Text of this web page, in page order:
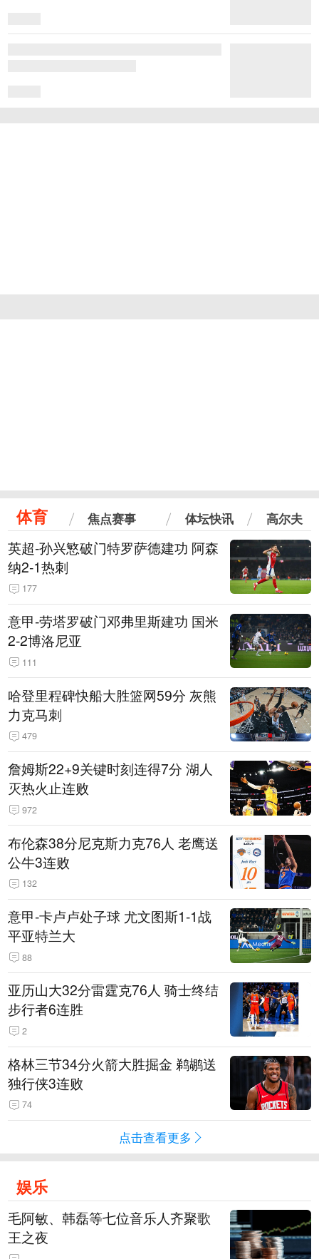
体育 焦点赛事 体坛快讯 高尔夫
英超-孙兴慜破门特罗萨德建功 阿森
纳2-1热刺
177
意甲-劳塔罗破门邓弗里斯建功 国米
2-2博洛尼亚
111
哈登里程碑快船大胜篮网59分 灰熊
力克马刺
479
詹姆斯22+9关键时刻连得7分 湖人
灭热火止连败
972
布伦森38分尼克斯力克76人 老鹰送
公牛3连败
132
意甲-卡卢卢处子球 尤文图斯1-1战
平亚特兰大
88
亚历山大32分雷霆克76人 骑士终结
步行者6连胜
2
格林三节34分火箭大胜掘金 鹈鹕送
独行侠3连败
74
点击查看更多
娱乐
毛阿敏、韩磊等七位音乐人齐聚歌
王之夜